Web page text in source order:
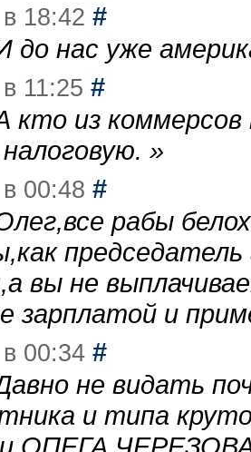
18:42 #
до нас уже
11:25 #
кто из
»
00:48 #
рабы
вы не
зарплатой и
00:34 #
не видать
и типа